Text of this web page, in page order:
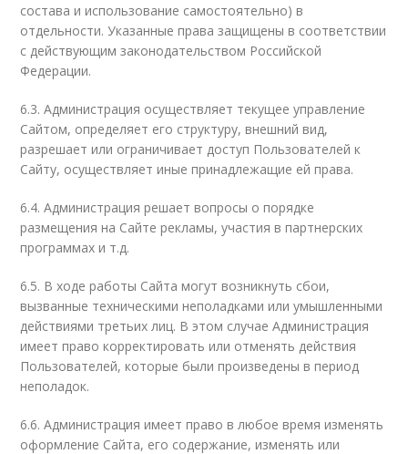
состава и использование самостоятельно) в
отдельности. Указанные права защищены в соответствии
с действующим законодательством Российской
Федерации.
6.3. Администрация осуществляет текущее управление
Сайтом, определяет его структуру, внешний вид,
разрешает или ограничивает доступ Пользователей к
Сайту, осуществляет иные принадлежащие ей права.
6.4. Администрация решает вопросы о порядке
размещения на Сайте рекламы, участия в партнерских
программах и т.д.
6.5. В ходе работы Сайта могут возникнуть сбои,
вызванные техническими неполадками или умышленными
действиями третьих лиц. В этом случае Администрация
имеет право корректировать или отменять действия
Пользователей, которые были произведены в период
неполадок.
6.6. Администрация имеет право в любое время изменять
оформление Сайта, его содержание, изменять или